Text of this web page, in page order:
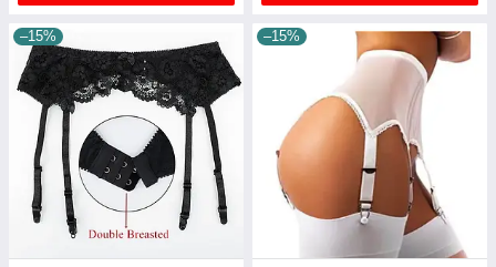
–15% –15%